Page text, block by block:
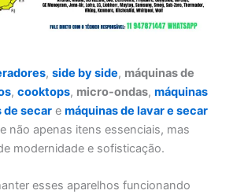
,side by side, máquinas de
,cooktops, micro-ondas,máquinas
de secar emáquinas de lavar e secar
não apenas itens essenciais, mas
modernidade e sofisticação.
esses aparelhos funcionando